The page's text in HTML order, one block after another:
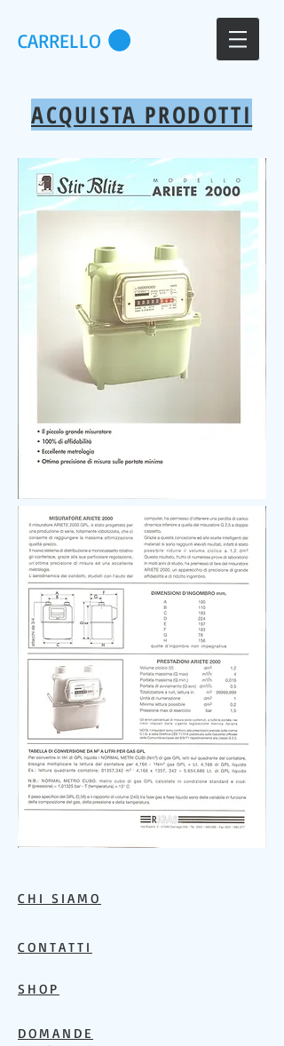
CARRELLO
ACQUISTA PRODOTTI
CHI SIAMO
CONTATTI
SHOP
DOMANDE